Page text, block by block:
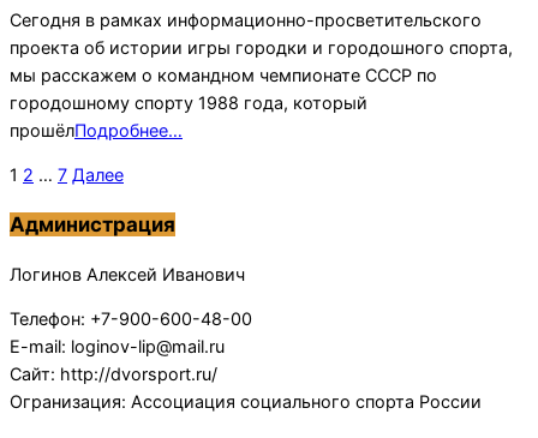
Сегодня в рамках информационно-просветительского
проекта об истории игры городки и городошного спорта,
мы расскажем о командном чемпионате СССР по
городошному спорту 1988 года, который
прошёлПодробнее…
Пагинация
записей
1 2 … 7 Далее
Администрация
Логинов Алексей Иванович
Телефон: +7-900-600-48-00
E-mail: loginov-lip@mail.ru
Сайт: http://dvorsport.ru/
Огранизация: Ассоциация социального спорта России